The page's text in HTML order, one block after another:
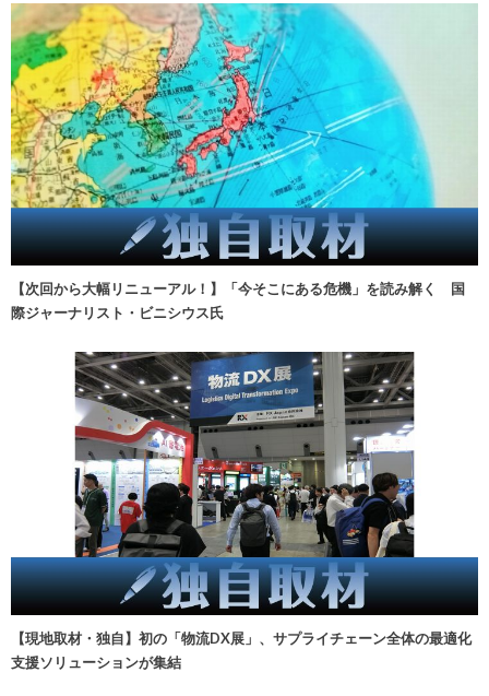
【次回から大幅リニューアル！】「今そこにある危機」を読み解く 国
際ジャーナリスト・ビニシウス氏
【現地取材・独自】初の「物流DX展」、サプライチェーン全体の最適化
支援ソリューションが集結